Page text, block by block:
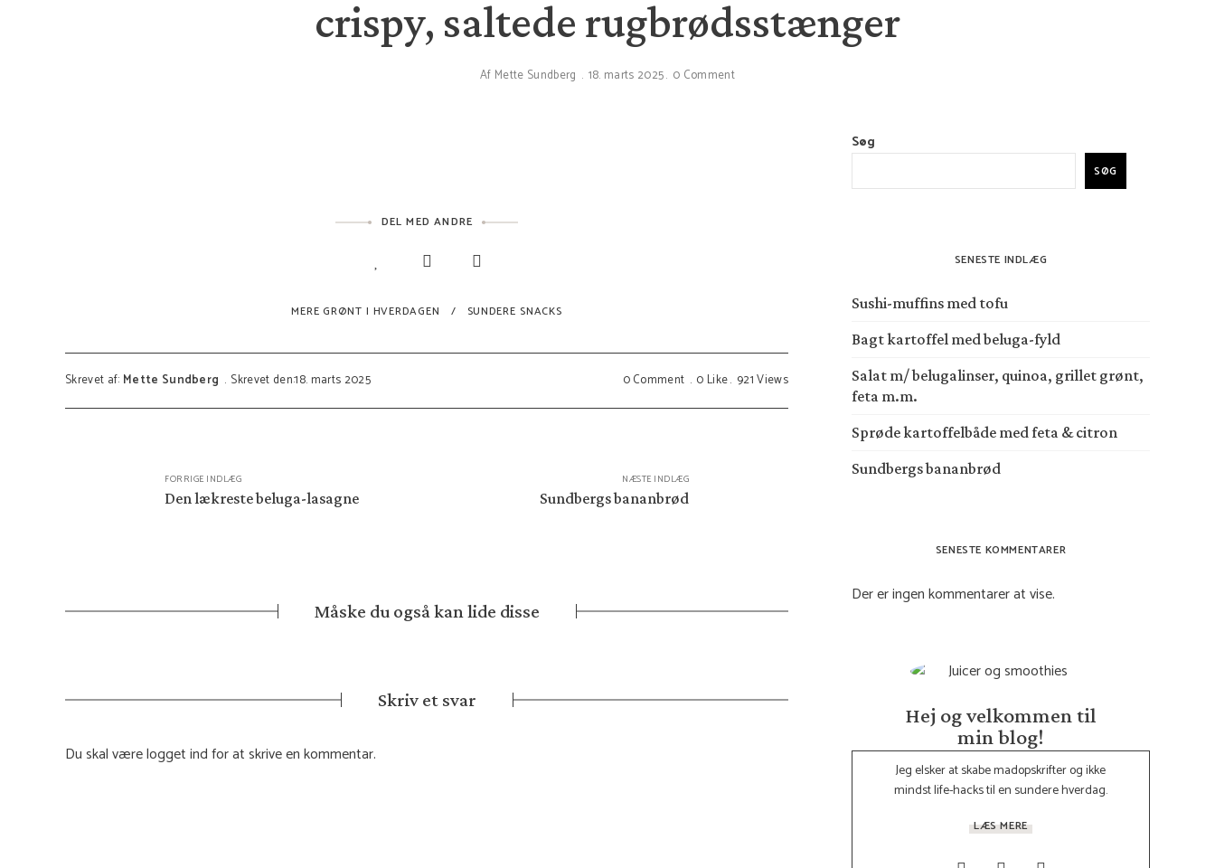
crispy, saltede rugbrødsstænger
Af Mette Sundberg 18. marts 2025 0 Comment
DEL MED ANDRE
MERE GRØNT I HVERDAGEN SUNDERE SNACKS
Skrevet af: Mette Sundberg Skrevet den:18. marts 2025 0 Comment 0 Like 921Views
FORRIGE INDLÆG
Den lækreste beluga-lasagne
NÆSTE INDLÆG
Sundbergs bananbrød
Måske du også kan lide disse
Skriv et svar
Du skal værelogget indfor at skrive en kommentar.
Søg
SØG
SENESTE INDLÆG
Sushi-muffins med tofu
Bagt kartoffel med beluga-fyld
Salat m/ belugalinser, quinoa, grillet grønt,
feta m.m.
Sprøde kartoffelbåde med feta & citron
Sundbergs bananbrød
SENESTE KOMMENTARER
Der er ingen kommentarer at vise.
Hej og velkommen til
min blog!
Jeg elsker at skabe madopskrifter og ikke
mindst life-hacks til en sundere hverdag.
LÆS MERE